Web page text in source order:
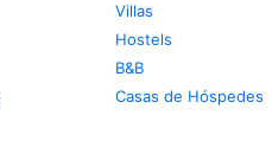
Villas
Hostels
B&B
Casas de Hóspedes